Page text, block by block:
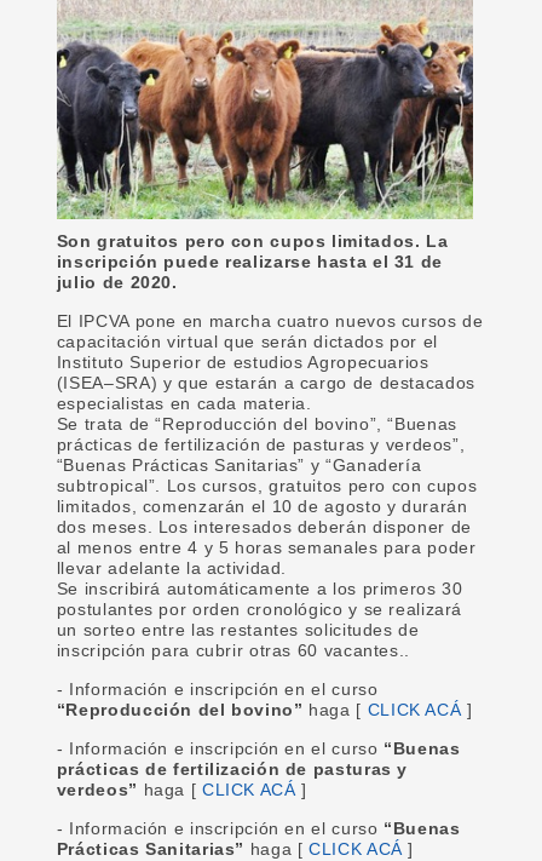
Son gratuitos pero con cupos limitados. La
inscripción puede realizarse hasta el 31 de
julio de 2020.
El IPCVA pone en marcha cuatro nuevos cursos de
capacitación virtual que serán dictados por el
Instituto Superior de estudios Agropecuarios
(ISEA–SRA) y que estarán a cargo de destacados
especialistas en cada materia.
Se trata de “Reproducción del bovino”, “Buenas
prácticas de fertilización de pasturas y verdeos”,
“Buenas Prácticas Sanitarias” y “Ganadería
subtropical”. Los cursos, gratuitos pero con cupos
limitados, comenzarán el 10 de agosto y durarán
dos meses. Los interesados deberán disponer de
al menos entre 4 y 5 horas semanales para poder
llevar adelante la actividad.
Se inscribirá automáticamente a los primeros 30
postulantes por orden cronológico y se realizará
un sorteo entre las restantes solicitudes de
inscripción para cubrir otras 60 vacantes..
- Información e inscripción en el curso
“Reproducción del bovino” haga [ CLICK ACÁ]
- Información e inscripción en el curso “Buenas
prácticas de fertilización de pasturas y
verdeos” haga [ CLICK ACÁ]
- Información e inscripción en el curso “Buenas
Prácticas Sanitarias” haga [CLICK ACÁ]